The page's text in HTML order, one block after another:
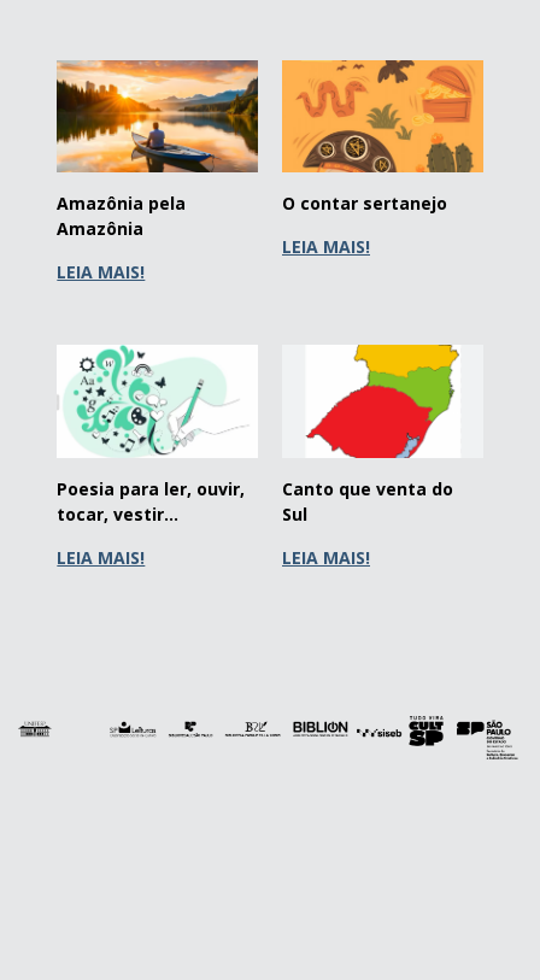
Amazônia pela
Amazônia
LEIA MAIS!
O contar sertanejo
LEIA MAIS!
Poesia para ler, ouvir,
tocar, vestir...
LEIA MAIS!
Canto que venta do
Sul
LEIA MAIS!